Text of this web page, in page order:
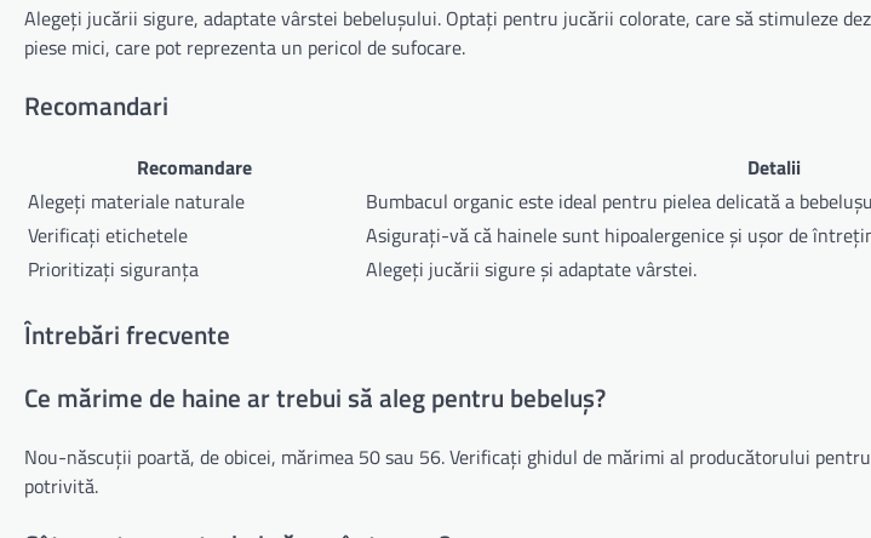
Alegeți jucării sigure, adaptate vârstei bebelușului. Optați pentru jucării colorate, care să stimuleze
piese mici, care pot reprezenta un pericol de sufocare.
Recomandari
Recomandare
Detalii
Alegeți materiale naturale
Bumbacul organic este ideal pentru pielea delicată a
Verificați etichetele
Asigurați-vă că hainele sunt hipoalergenice și ușor de
Prioritizați siguranța
Alegeți jucării sigure și adaptate vârstei.
Întrebări frecvente
Ce mărime de haine ar trebui să aleg pentru bebeluș?
Nou-născuții poartă, de obicei, mărimea 50 sau 56. Verificați ghidul de mărimi al producătorului
potrivită.